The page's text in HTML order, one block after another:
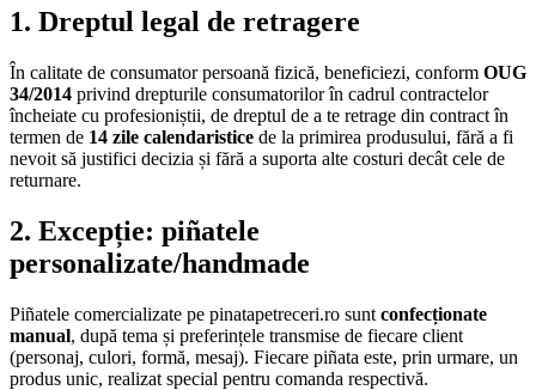
1. Dreptul legal de retragere
În calitate de consumator persoană fizică, beneficiezi, conform OUG
34/2014 privind drepturile consumatorilor în cadrul contractelor
încheiate cu profesioniștii, de dreptul de a te retrage din contract în
termen de 14 zile calendaristice de la primirea produsului, fără a fi
nevoit să justifici decizia și fără a suporta alte costuri decât cele de
returnare.
2. Excepție: piñatele
personalizate/handmade
Piñatele comercializate pe pinatapetreceri.ro sunt confecționate
manual, după tema și preferințele transmise de fiecare client
(personaj, culori, formă, mesaj). Fiecare piñata este, prin urmare, un
produs unic, realizat special pentru comanda respectivă.